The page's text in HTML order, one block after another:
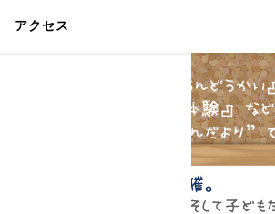
アクセス